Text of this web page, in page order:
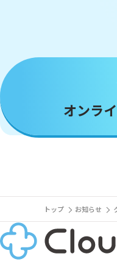
オンラ
トップ お知らせ